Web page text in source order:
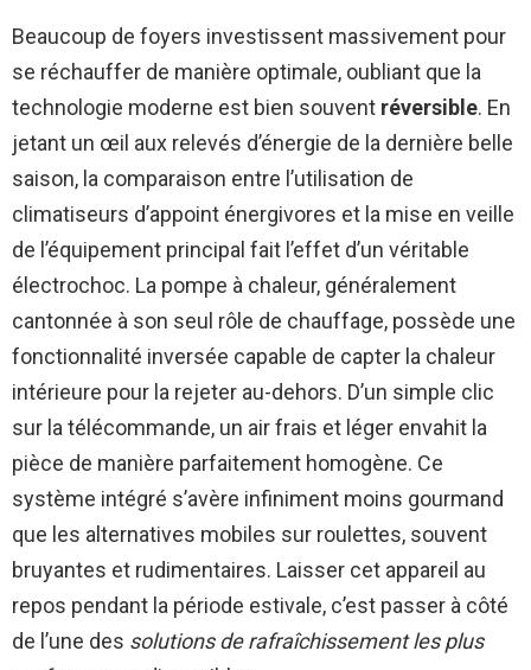
Beaucoup de foyers investissent massivement pour
se réchauffer de manière optimale, oubliant que la
technologie moderne est bien souvent réversible. En
jetant un œil aux relevés d’énergie de la dernière belle
saison, la comparaison entre l’utilisation de
climatiseurs d’appoint énergivores et la mise en veille
de l’équipement principal fait l’effet d’un véritable
électrochoc. La pompe à chaleur, généralement
cantonnée à son seul rôle de chauffage, possède une
fonctionnalité inversée capable de capter la chaleur
intérieure pour la rejeter au-dehors. D’un simple clic
sur la télécommande, un air frais et léger envahit la
pièce de manière parfaitement homogène. Ce
système intégré s’avère infiniment moins gourmand
que les alternatives mobiles sur roulettes, souvent
bruyantes et rudimentaires. Laisser cet appareil au
repos pendant la période estivale, c’est passer à côté
de l’une des solutions de rafraîchissement les plus